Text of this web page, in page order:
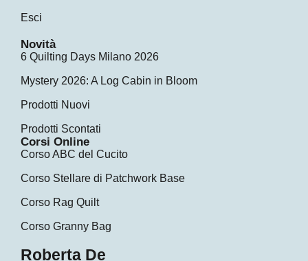
Esci
Novità
6 Quilting Days Milano 2026
Mystery 2026: A Log Cabin in Bloom
Prodotti Nuovi
Prodotti Scontati
Corsi Online
Corso ABC del Cucito
Corso Stellare di Patchwork Base
Corso Rag Quilt
Corso Granny Bag
Roberta De